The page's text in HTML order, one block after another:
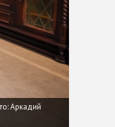
Аркадий